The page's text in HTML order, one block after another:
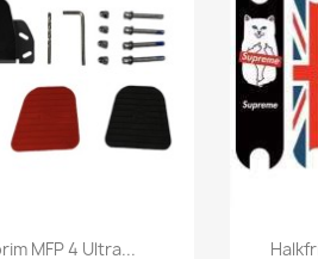
Snabbvy
MFP 4 Ultra...